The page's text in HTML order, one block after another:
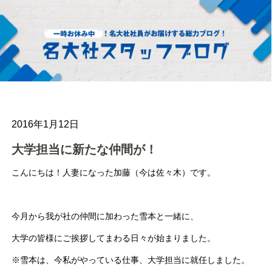
2016年1月12日
大学担当に新たな仲間が！
こんにちは！人妻になった加藤（今は佐々木）です。
今月から我が社の仲間に加わった雪本と一緒に、
大学の皆様にご挨拶してまわる日々が始まりました。
※雪本は、今私がやっている仕事、大学担当に就任しました。